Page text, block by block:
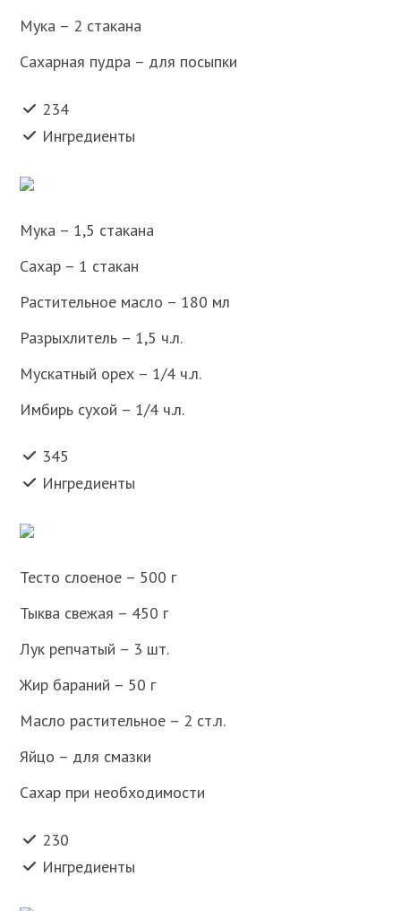
Мука – 2 стакана
Сахарная пудра – для посыпки
234
Ингредиенты
Мука – 1,5 стакана
Сахар – 1 стакан
Растительное масло – 180 мл
Разрыхлитель – 1,5 ч.л.
Мускатный орех – 1/4 ч.л.
Имбирь сухой – 1/4 ч.л.
345
Ингредиенты
Тесто слоеное – 500 г
Тыква свежая – 450 г
Лук репчатый – 3 шт.
Жир бараний – 50 г
Масло растительное – 2 ст.л.
Яйцо – для смазки
Сахар при необходимости
230
Ингредиенты